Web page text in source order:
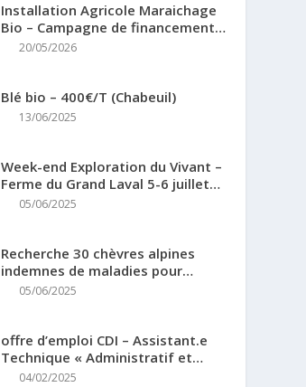
Installation Agricole Maraichage
Bio – Campagne de financement
Miimosa
20/05/2026
Blé bio – 400€/T (Chabeuil)
13/06/2025
Week-end Exploration du Vivant –
Ferme du Grand Laval 5-6 juillet
2025
05/06/2025
Recherche 30 chèvres alpines
indemnes de maladies pour
renouvellement troupeau (38)
05/06/2025
offre d’emploi CDI – Assistant.e
Technique « Administratif et
Finances »
04/02/2025